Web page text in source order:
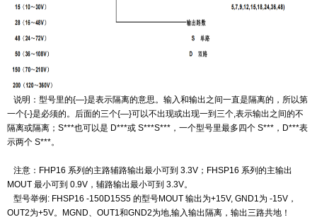
说明：型号里的{—}是表示隔离的意思。输入和输出之间一直是隔离的，所以第
一个{-}是必须的。后面的三个{—}可以不出现或出现一到三个,表示输出之间的不
隔离或隔离；S***也可以是 D***或 S***S***，一个型号里最多四个 S***，D***表
示两个 S***。
注意：FHP16 系列的主路辅路输出最小可到 3.3V；FHSP16 系列的主输出
MOUT 最小可到 0.9V，辅路输出最小可到 3.3V。
型号举例 : FHSP16 -150D15S5 的型号MOUT 输出为+15V, GND1为 -15V ，
OUT2为+5V。 MGND、 OUT1和GND2为地,输入输出隔离，输出三路共地！